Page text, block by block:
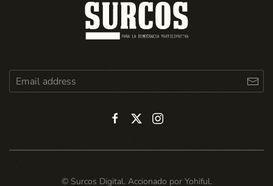
© Surcos Digital. Accionado por Yohiful.